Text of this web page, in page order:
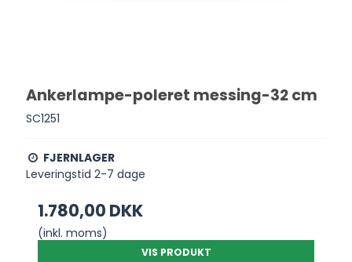
Ankerlampe-poleret messing-32 cm
SC1251
FJERNLAGER
Leveringstid 2-7 dage
1.780,00 DKK
(inkl. moms)
VIS PRODUKT